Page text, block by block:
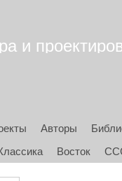
и
Авторы
Восток